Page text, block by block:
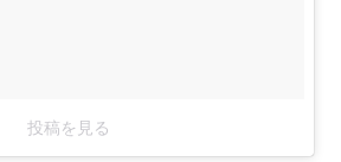
投稿を見る